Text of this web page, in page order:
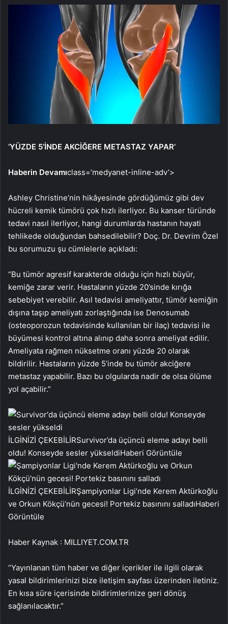
‘YÜZDE 5’İNDE AKCİĞERE METASTAZ YAPAR’
Haberin Devamıclass=’medyanet-inline-adv’>
Ashley Christine’nin hikâyesinde gördüğümüz gibi dev
hücreli kemik tümörü çok hızlı ilerliyor. Bu kanser türünde
tedavi nasıl ilerliyor, hangi durumlarda hastanın hayati
tehlikede olduğundan bahsedilebilir? Doç. Dr. Devrim Özel
bu sorumuzu şu cümlelerle açıkladı:
“Bu tümör agresif karakterde olduğu için hızlı büyür,
kemiğe zarar verir. Hastaların yüzde 20’sinde kırığa
sebebiyet verebilir. Asıl tedavisi ameliyattır, tümör kemiğin
dışına taşıp ameliyatı zorlaştığında ise Denosumab
(osteoporozun tedavisinde kullanılan bir ilaç) tedavisi ile
büyümesi kontrol altına alınıp daha sonra ameliyat edilir.
Ameliyata rağmen nüksetme oranı yüzde 20 olarak
bildirilir. Hastaların yüzde 5’inde bu tümör akciğere
metastaz yapabilir. Bazı bu olgularda nadir de olsa ölüme
yol açabilir.”
İLGİNİZİ ÇEKEBİLİRSurvivor’da üçüncü eleme adayı belli
oldu! Konseyde sesler yükseldiHaberi Görüntüle
İLGİNİZİ ÇEKEBİLİRŞampiyonlar Ligi’nde Kerem Aktürkoğlu
ve Orkun Kökçü’nün gecesi! Portekiz basınını salladıHaberi
Görüntüle
Haber Kaynak : MILLIYET.COM.TR
“Yayınlanan tüm haber ve diğer içerikler ile ilgili olarak
yasal bildirimlerinizi bize iletişim sayfası üzerinden iletiniz.
En kısa süre içerisinde bildirimlerinize geri dönüş
sağlanılacaktır.”